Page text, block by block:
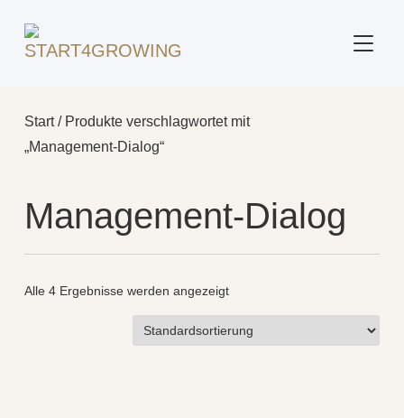
Start/ Produkte verschlagwortet mit
„Management‑Dialog“
Management‑Dialog
Alle 4 Ergebnisse werden angezeigt